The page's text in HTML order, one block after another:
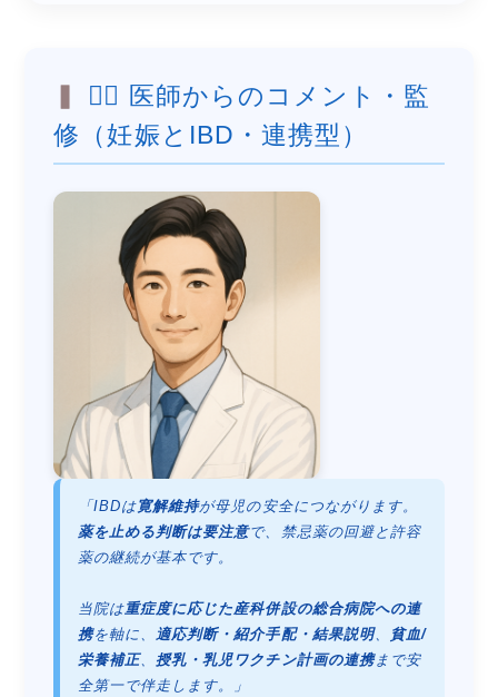
👨‍⚕️ 医師からのコメント・監
修（妊娠とIBD・連携型）
「IBDは寛解維持が母児の安全につながります。
薬を止める判断は要注意で、禁忌薬の回避と許容
薬の継続が基本です。
当院は重症度に応じた産科併設の総合病院への連
携を軸に、適応判断・紹介手配・結果説明、
貧血/
栄養補正、 授乳・乳児ワクチン計画の連携まで安
全第一で伴走します。」